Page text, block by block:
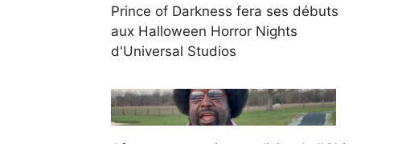
Prince of Darkness fera ses débuts
aux Halloween Horror Nights
d'Universal Studios